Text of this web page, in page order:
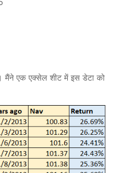
मैंने एक एक्सेल शीट में इस डेटा को